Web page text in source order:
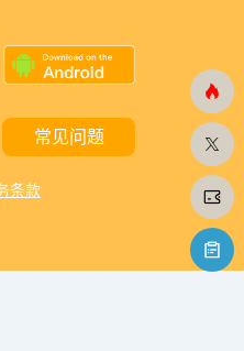
常见问题
条款